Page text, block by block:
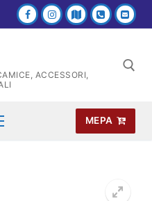
ACCESSORI,
MEPA